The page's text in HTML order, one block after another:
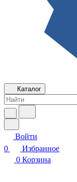
Каталог
Войти
0
Избранное
0 Корзина